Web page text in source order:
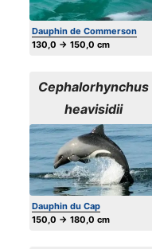
Dauphin de Commerson
130,0 → 150,0 cm
Cephalorhynchus
heavisidii
Dauphin du Cap
150,0 → 180,0 cm